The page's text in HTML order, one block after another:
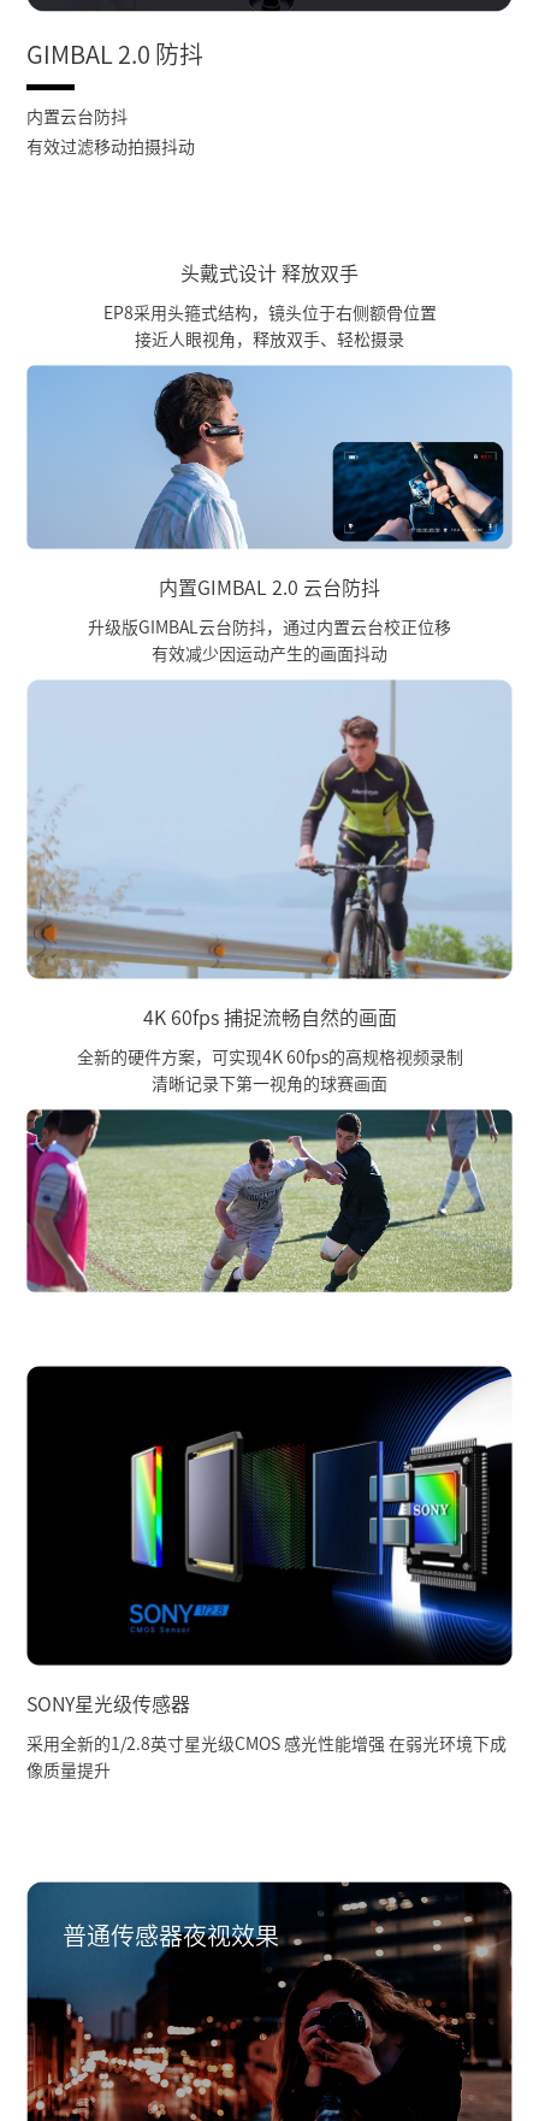
GIMBAL 2.0 防抖
内置云台防抖
有效过滤移动拍摄抖动
头戴式设计 释放双手
EP8采用头箍式结构，镜头位于右侧额骨位置
接近人眼视角，释放双手、轻松摄录
内置GIMBAL 2.0 云台防抖
升级版GIMBAL云台防抖，通过内置云台校正位移
有效减少因运动产生的画面抖动
4K 60fps 捕捉流畅自然的画面
全新的硬件方案，可实现4K 60fps的高规格视频录制
清晰记录下第一视角的球赛画面
SONY星光级传感器
采用全新的1/2.8英寸星光级CMOS 感光性能增强 在弱光环境下成
像质量提升
普通传感器夜视效果